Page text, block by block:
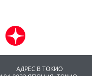
АДРЕС В ТОКИО